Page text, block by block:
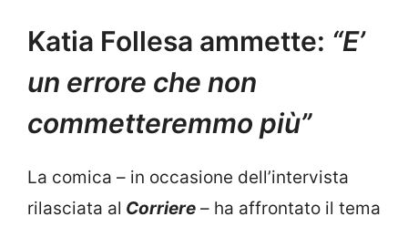
Katia Follesa ammette: “E’
un errore che non
commetteremmo più”
La comica – in occasione dell’intervista
rilasciata al Corriere – ha affrontato il tema